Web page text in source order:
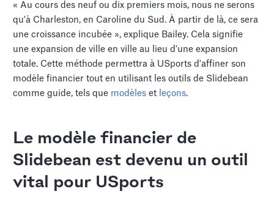
« Au cours des neuf ou dix premiers mois, nous ne serons
qu'à Charleston, en Caroline du Sud. À partir de là, ce sera
une croissance incubée », explique Bailey. Cela signifie
une expansion de ville en ville au lieu d'une expansion
totale. Cette méthode permettra à USports d'affiner son
modèle financier tout en utilisant les outils de Slidebean
comme guide, tels que modèles et leçons.
Le modèle financier de
Slidebean est devenu un outil
vital pour USports